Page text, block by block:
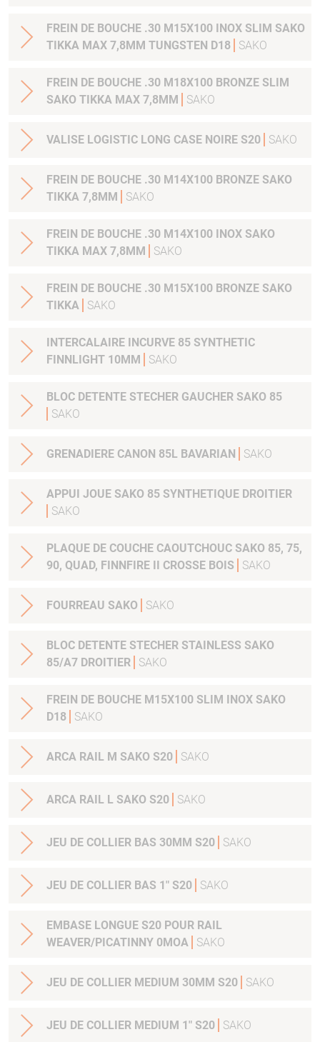
FREIN DE BOUCHE .30 M15X100 INOX SLIM SAKO
TIKKA MAX 7,8MM TUNGSTEN D18
SAKO
FREIN DE BOUCHE .30 M18X100 BRONZE SLIM
SAKO TIKKA MAX 7,8MM
SAKO
VALISE LOGISTIC LONG CASE NOIRE S20 SAKO
FREIN DE BOUCHE .30 M14X100 BRONZE SAKO
TIKKA 7,8MM
SAKO
FREIN DE BOUCHE .30 M14X100 INOX SAKO
TIKKA MAX 7,8MM
SAKO
FREIN DE BOUCHE .30 M15X100 BRONZE SAKO
TIKKA
SAKO
INTERCALAIRE INCURVE 85 SYNTHETIC
FINNLIGHT 10MM
SAKO
BLOC DETENTE STECHER GAUCHER SAKO 85
SAKO
GRENADIERE CANON 85L BAVARIAN SAKO
APPUI JOUE SAKO 85 SYNTHETIQUE DROITIER
SAKO
PLAQUE DE COUCHE CAOUTCHOUC SAKO 85, 75,
90, QUAD, FINNFIRE II CROSSE BOIS
SAKO
FOURREAU SAKO SAKO
BLOC DETENTE STECHER STAINLESS SAKO
85/A7 DROITIER
SAKO
FREIN DE BOUCHE M15X100 SLIM INOX SAKO
D18
SAKO
ARCA RAIL M SAKO S20 SAKO
ARCA RAIL L SAKO S20 SAKO
JEU DE COLLIER BAS 30MM S20 SAKO
JEU DE COLLIER BAS 1" S20 SAKO
EMBASE LONGUE S20 POUR RAIL
WEAVER/PICATINNY 0MOA
SAKO
JEU DE COLLIER MEDIUM 30MM S20 SAKO
JEU DE COLLIER MEDIUM 1" S20 SAKO